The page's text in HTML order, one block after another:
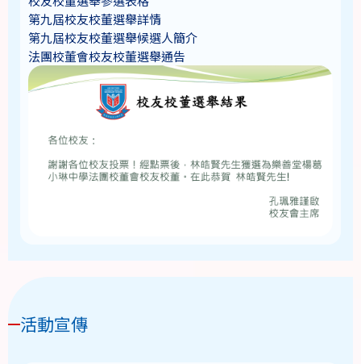
第九屆校友校董選舉詳情
第九屆校友校董選舉候選人簡介
法團校董會校友校董選舉通告
活動宣傳